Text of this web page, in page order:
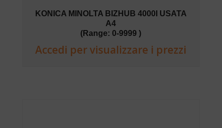
KONICA MINOLTA BIZHUB 4000I USATA
A4
(Range: 0-9999 )
Accedi per visualizzare i prezzi